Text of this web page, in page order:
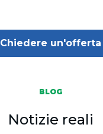
Chiedere un'offerta
BLOG
Notizie reali